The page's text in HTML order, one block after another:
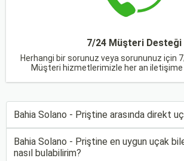
7/24 Müşteri Desteği
Herhangi bir sorunuz veya sorununuz için 7/
Müşteri hizmetlerimizle her an iletişime
Bahia Solano - Priştine arasında direkt
Bahia Solano - Priştine en uygun uçak
nasıl bulabilirim?